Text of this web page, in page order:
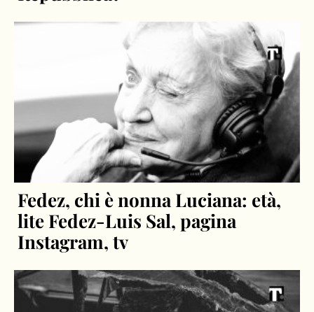
Fedez, chi è nonna Luciana: età,
lite Fedez-Luis Sal, pagina
Instagram, tv